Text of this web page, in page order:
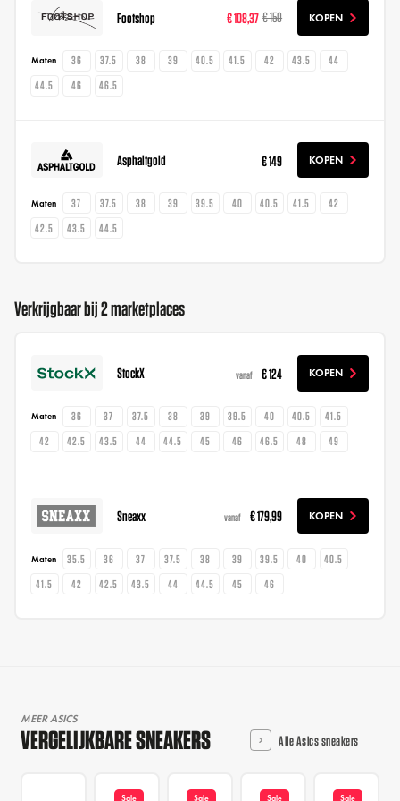
Footshop € 108,37 € 150 KOPEN
Maten 36 37.5 38 39 40.5 41.5 42 43.5
44
44.5
46 46.5
Asphaltgold € 149 KOPEN
Maten 37 37.5 38 39 39.5 40 40.5 41.5
42
42.5
43.5 44.5
Verkrijgbaar bij 2 marketplaces
StockX vanaf € 124 KOPEN
Maten 36 37 37.5 38 39 39.5 40 40.5
41.5
42
42.5 43.5 44 44.5 45 46 46.5 48 49
Sneaxx vanaf € 179,99 KOPEN
Maten 35.5 36 37 37.5 38 39 39.5 40
40.5
41.5
42 42.5 43.5 44 44.5 45 46
MEER ASICS
VERGELIJKBARE SNEAKERS Alle Asics sneakers
Sale Sale Sale Sale